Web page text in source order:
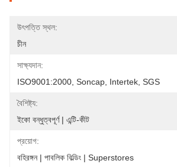
উৎপত্তি স্থল:
চীন
সাক্ষ্যদান:
ISO9001:2000, Soncap, Intertek, SGS
বৈশিষ্ট্য:
ইকো বন্ধুত্বপূর্ণ | এন্টি-কীট
প্রয়োগ:
বহিরঙ্গন | পাবলিক বিল্ডিং | Superstores